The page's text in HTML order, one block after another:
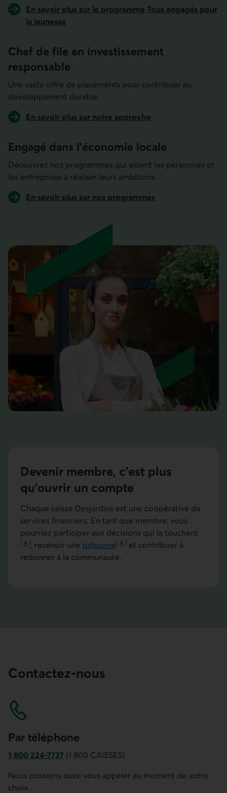
En savoir plus sur le programme Tous engagés pour
la jeunesse
Chef de file en investis­sement
responsable
Une vaste offre de placements pour contribuer au
développement durable.
En savoir plus sur notre approche
Engagé dans l'économie locale
Découvrez nos programmes qui aident les personnes et
les entreprises à réaliser leurs ambitions.
En savoir plus sur nos programmes
Devenir membre, c’est plus
qu’ouvrir un compte
Chaque caisse Desjardins est une coopérative de
services financiers. En tant que membre, vous
pourriez participer aux décisions qui la touchent
[ 4 ]
Aller à la note
, recevoir une ristourne[ 4 ]
Aller à la note
et contribuer à
redonner à la communauté.
Contactez-nous
Par téléphone
1 800 224-7737 (1 800 CAISSES)
Nous pouvons aussi vous appeler au moment de votre
choix.